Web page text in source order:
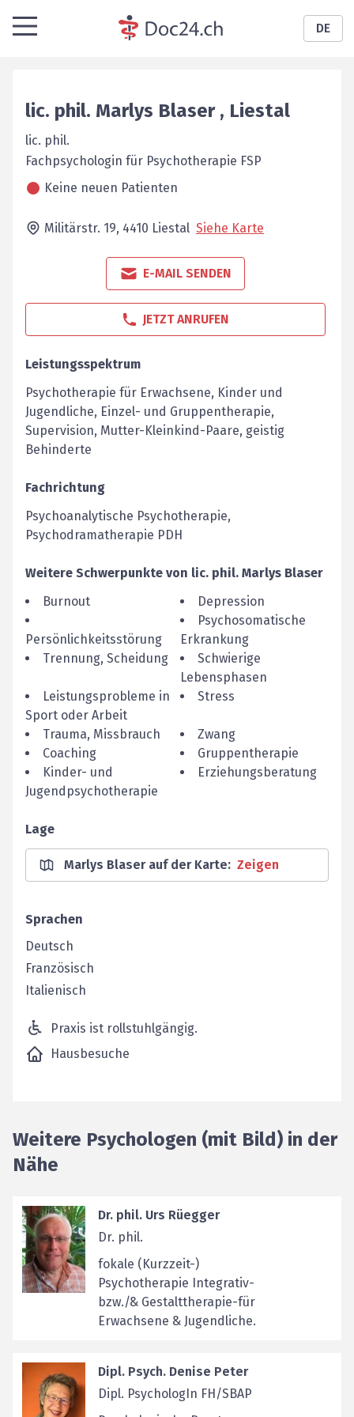
DE
lic. phil. Marlys Blaser , Liestal
lic. phil.
Fachpsychologin für ­Psychotherapie FSP
Keine neuen Patienten
Militärstr. 19, 4410 Liestal Siehe Karte
E-MAIL SENDEN
JETZT ANRUFEN
Leistungsspektrum
Psychotherapie für Erwachsene, Kinder und
Jugendliche, Einzel- und Gruppentherapie,
Supervision, Mutter-Kleinkind-Paare, geistig
Behinderte
Fachrichtung
Psychoanalytische Psychotherapie,
Psychodramatherapie PDH
Weitere Schwerpunkte von lic. phil. Marlys Blaser
Burnout
Depression
Persönlichkeitsstörung
Psychosomatische
Erkrankung
Trennung, Scheidung
Schwierige
Lebensphasen
Leistungsprobleme in
Sport oder Arbeit
Stress
Trauma, Missbrauch
Zwang
Coaching
Gruppentherapie
Kinder- und
Jugendpsychotherapie
Erziehungsberatung
Lage
Marlys Blaser auf der Karte: Zeigen
Sprachen
Deutsch
Französisch
Italienisch
Praxis ist rollstuhlgängig.
Hausbesuche
Weitere Psychologen (mit Bild) in der
Nähe
Dr. phil. Urs Rüegger
Dr. phil.
fokale (Kurzzeit-)
Psychotherapie Integrativ-
bzw./& Gestalttherapie-für
Erwachsene & Jugendliche.
Dipl. Psych. Denise Peter
Dipl. PsychologIn FH/SBAP